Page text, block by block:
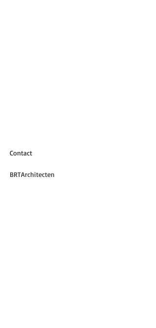
Contact
BRTArchitecten